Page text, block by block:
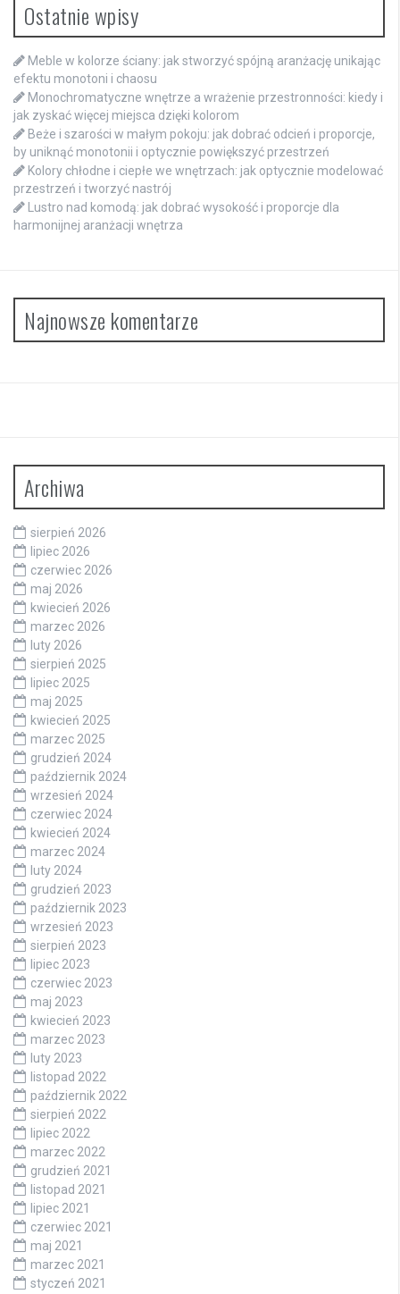
Ostatnie wpisy
Meble w kolorze ściany: jak stworzyć spójną aranżację unikając
efektu monotoni i chaosu
Monochromatyczne wnętrze a wrażenie przestronności: kiedy i
jak zyskać więcej miejsca dzięki kolorom
Beże i szarości w małym pokoju: jak dobrać odcień i proporcje,
by uniknąć monotonii i optycznie powiększyć przestrzeń
Kolory chłodne i ciepłe we wnętrzach: jak optycznie modelować
przestrzeń i tworzyć nastrój
Lustro nad komodą: jak dobrać wysokość i proporcje dla
harmonijnej aranżacji wnętrza
Najnowsze komentarze
Archiwa
sierpień 2026
lipiec 2026
czerwiec 2026
maj 2026
kwiecień 2026
marzec 2026
luty 2026
sierpień 2025
lipiec 2025
maj 2025
kwiecień 2025
marzec 2025
grudzień 2024
październik 2024
wrzesień 2024
czerwiec 2024
kwiecień 2024
marzec 2024
luty 2024
grudzień 2023
październik 2023
wrzesień 2023
sierpień 2023
lipiec 2023
czerwiec 2023
maj 2023
kwiecień 2023
marzec 2023
luty 2023
listopad 2022
październik 2022
sierpień 2022
lipiec 2022
marzec 2022
grudzień 2021
listopad 2021
lipiec 2021
czerwiec 2021
maj 2021
marzec 2021
styczeń 2021